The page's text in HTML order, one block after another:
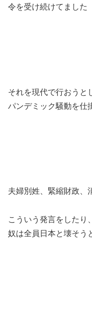
令を受け続けてました
それを現代で行おうと
パンデミック騒動を仕
夫婦別姓、緊縮財政、
こういう発言をしたり
奴は全員日本と壊そう